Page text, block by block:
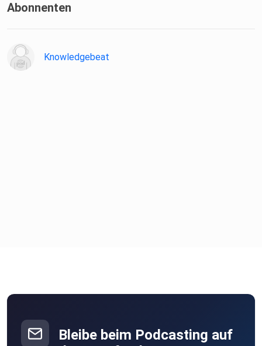
Abonnenten
Knowledgebeat
Bleibe beim Podcasting auf